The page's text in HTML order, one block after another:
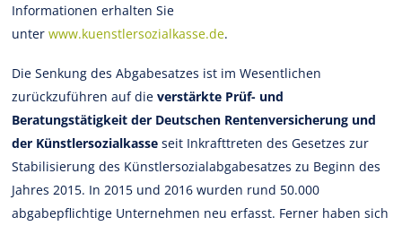
Informationen erhalten Sie
unterwww.kuenstlersozialkasse.de.
Die Senkung des Abgabesatzes ist im Wesentlichen
zurückzuführen auf dieverstärkte Prüf- und
Beratungstätigkeit der Deutschen Rentenversicherung und
der Künstlersozialkasse seit Inkrafttreten des Gesetzes zur
Stabilisierung des Künstlersozialabgabesatzes zu Beginn des
Jahres 2015. In 2015 und 2016 wurden rund 50.000
abgabepflichtige Unternehmen neu erfasst. Ferner haben sich